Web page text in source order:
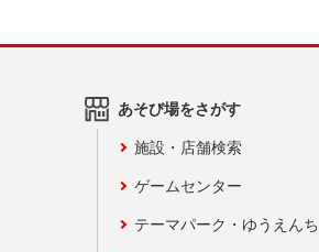
あそび場をさがす
施設・店舗検索
ゲームセンター
テーマパーク・ゆうえんち